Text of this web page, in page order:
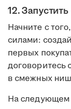
12.
Начните с
силами:
первых
договоритесь
в смежных
На следующем